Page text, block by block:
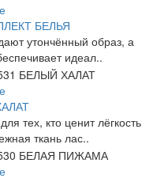
БЕЛЬЯ
утончённый образ, а
идеал..
тех, кто ценит лёгкость
ткань лас..